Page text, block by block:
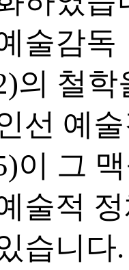
술감독
의 철
선 예
이 그
술적
습니다.